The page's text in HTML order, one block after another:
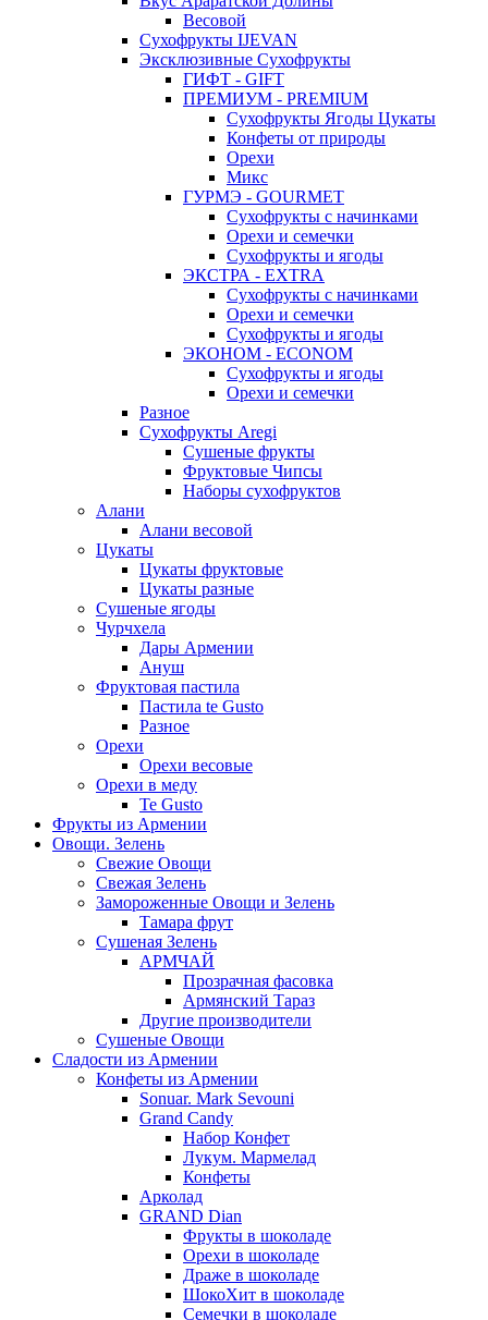
Весовой
Сухофрукты IJEVAN
Эксклюзивные Сухофрукты
ГИФТ - GIFT
ПРЕМИУМ - PREMIUM
Сухофрукты Ягоды Цукаты
Конфеты от природы
Орехи
Микс
ГУРМЭ - GOURMET
Сухофрукты с начинками
Орехи и семечки
Сухофрукты и ягоды
ЭКСТРА - EXTRA
Сухофрукты с начинками
Орехи и семечки
Сухофрукты и ягоды
ЭКОНОМ - ECONOM
Сухофрукты и ягоды
Орехи и семечки
Разное
Сухофрукты Aregi
Сушеные фрукты
Фруктовые Чипсы
Наборы сухофруктов
Алани
Алани весовой
Цукаты
Цукаты фруктовые
Цукаты разные
Сушеные ягоды
Чурчхела
Дары Армении
Ануш
Фруктовая пастила
Пастила te Gusto
Разное
Орехи
Орехи весовые
Орехи в меду
Te Gusto
Фрукты из Армении
Овощи. Зелень
Свежие Овощи
Свежая Зелень
Замороженные Овощи и Зелень
Тамара фрут
Сушеная Зелень
АРМЧАЙ
Прозрачная фасовка
Армянский Тараз
Другие производители
Сушеные Овощи
Сладости из Армении
Конфеты из Армении
Sonuar. Mark Sevouni
Grand Candy
Набор Конфет
Лукум. Мармелад
Конфеты
Арколад
GRAND Dian
Фрукты в шоколаде
Орехи в шоколаде
Драже в шоколаде
ШокоХит в шоколаде
Семечки в шоколаде